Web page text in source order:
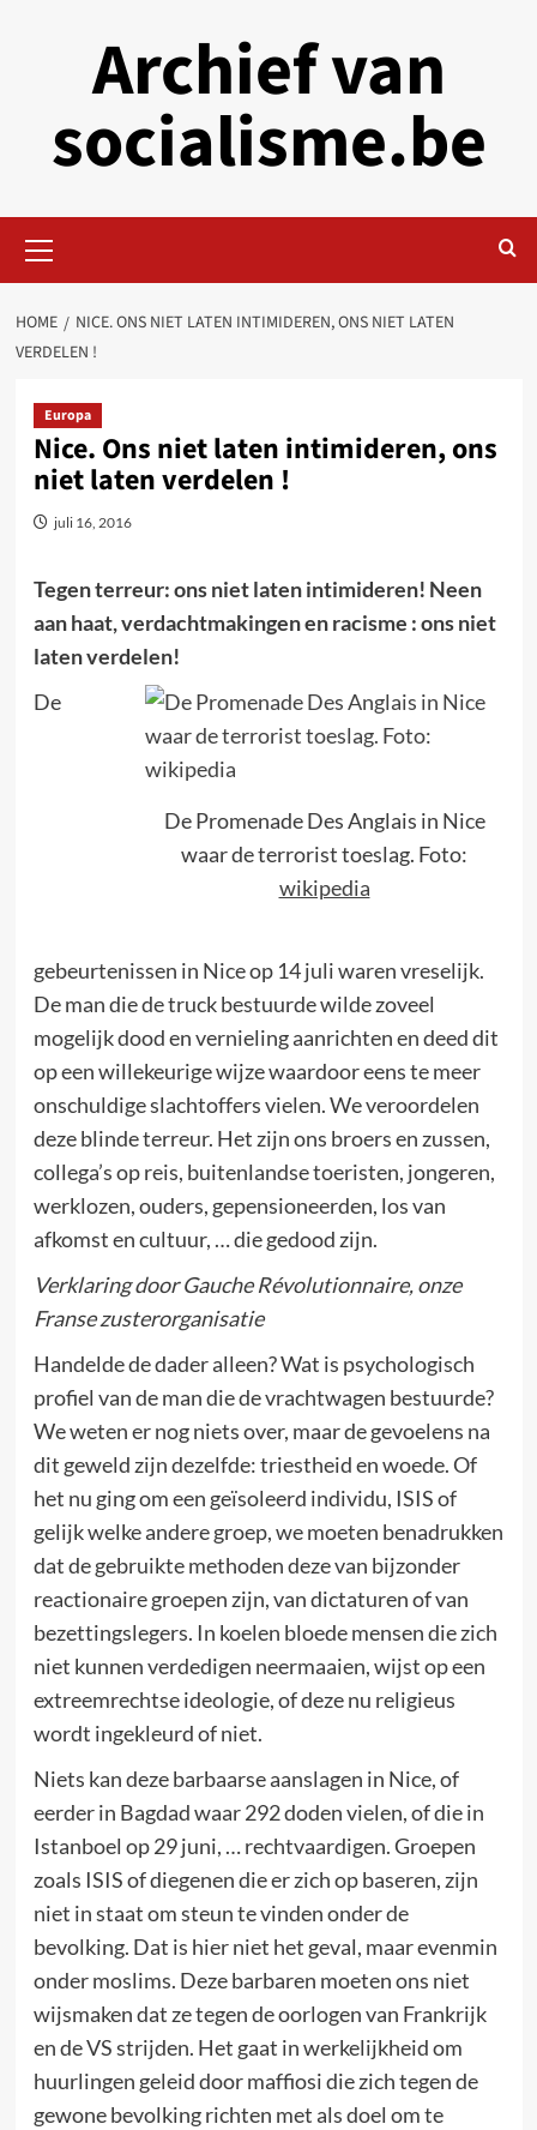
Archief van
socialisme.be
Menu
HOME
NICE. ONS NIET LATEN INTIMIDEREN, ONS NIET LATEN
VERDELEN !
Europa
Nice. Ons niet laten intimideren, ons
niet laten verdelen !
juli 16, 2016
Tegen terreur: ons niet laten intimideren! Neen
aan haat, verdachtmakingen en racisme : ons niet
laten verdelen!
De Promenade Des Anglais in Nice
waar de terrorist toeslag. Foto:
wikipedia
De
gebeurtenissen in Nice op 14 juli waren vreselijk.
De man die de truck bestuurde wilde zoveel
mogelijk dood en vernieling aanrichten en deed dit
op een willekeurige wijze waardoor eens te meer
onschuldige slachtoffers vielen. We veroordelen
deze blinde terreur. Het zijn ons broers en zussen,
collega’s op reis, buitenlandse toeristen, jongeren,
werklozen, ouders, gepensioneerden, los van
afkomst en cultuur, … die gedood zijn.
Verklaring door Gauche Révolutionnaire, onze
Franse zusterorganisatie
Handelde de dader alleen? Wat is psychologisch
profiel van de man die de vrachtwagen bestuurde?
We weten er nog niets over, maar de gevoelens na
dit geweld zijn dezelfde: triestheid en woede. Of
het nu ging om een geïsoleerd individu, ISIS of
gelijk welke andere groep, we moeten benadrukken
dat de gebruikte methoden deze van bijzonder
reactionaire groepen zijn, van dictaturen of van
bezettingslegers. In koelen bloede mensen die zich
niet kunnen verdedigen neermaaien, wijst op een
extreemrechtse ideologie, of deze nu religieus
wordt ingekleurd of niet.
Niets kan deze barbaarse aanslagen in Nice, of
eerder in Bagdad waar 292 doden vielen, of die in
Istanboel op 29 juni, … rechtvaardigen. Groepen
zoals ISIS of diegenen die er zich op baseren, zijn
niet in staat om steun te vinden onder de
bevolking. Dat is hier niet het geval, maar evenmin
onder moslims. Deze barbaren moeten ons niet
wijsmaken dat ze tegen de oorlogen van Frankrijk
en de VS strijden. Het gaat in werkelijkheid om
huurlingen geleid door maffiosi die zich tegen de
gewone bevolking richten met als doel om te